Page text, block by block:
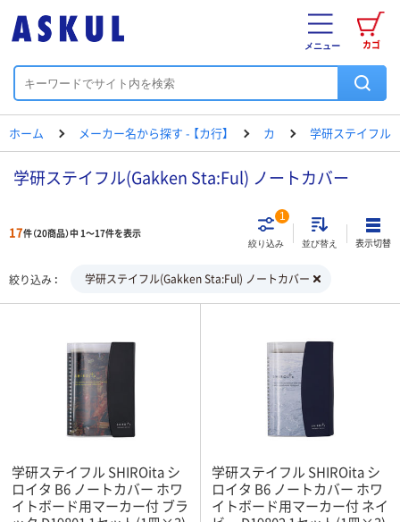
カゴ
メニュー
ホーム メーカー名から探す - 【カ行】 カ 学研ステイフル
学研ステイフル(Gakken Sta:Ful) ノートカバー
17件（20商品）中 1～17件を表示
絞り込み
1
並び替え 表示切替
絞り込み 学研ステイフル(Gakken Sta:Ful) ノートカバー
学研ステイフル SHIROita シ
ロイタ B6 ノートカバー ホワ
イトボード用マーカー付 ブラ
学研ステイフル SHIROita シ
ロイタ B6 ノートカバー ホワ
イトボード用マーカー付 ネイ